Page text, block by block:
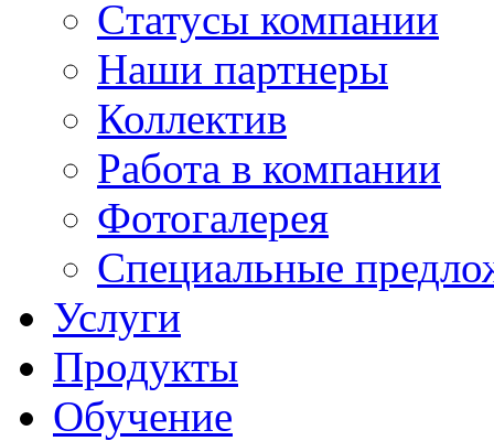
Cтатусы компании
Наши партнеры
Коллектив
Работа в компании
Фотогалерея
Специальные
Услуги
Продукты
Обучение